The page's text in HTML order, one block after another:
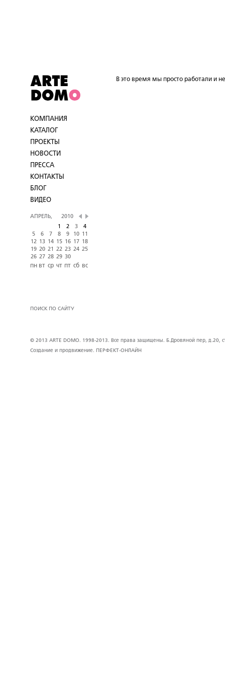
КОМПАНИЯ
КАТАЛОГ
ПРОЕКТЫ
НОВОСТИ
ПРЕССА
КОНТАКТЫ
БЛОГ
ВИДЕО
АПРЕЛЬ,
2010
1
2 3
4
5
6 7 8 9 10
11
12 13 14 15 16 17
18
19 20 21 22 23 24 25
26 27 28 29 30
пн вт ср чт пт сб вс
ПОИСК ПО САЙТУ
В это время мы просто работали и
© 2013 ARTE DOMO. 1998-2013. Все права защищены. Б.Дровяной пер, д.20,
Создание и продвижение.
ПЕРФЕКТ-ОНЛАЙН